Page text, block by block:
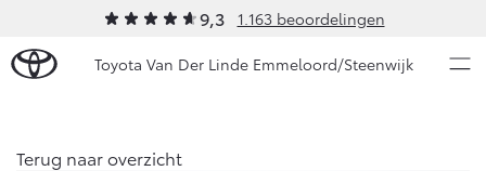
9,3 1.163 beoordelingen
Toyota Van Der Linde Emmeloord/Steenwijk
Terug naar overzicht